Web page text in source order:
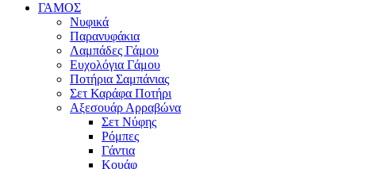
ΓΑΜΟΣ
Νυφικά
Παρανυφάκια
Λαμπάδες Γάμου
Ευχολόγια Γάμου
Ποτήρια Σαμπάνιας
Σετ Καράφα Ποτήρι
Αξεσουάρ Αρραβώνα
Σετ Νύφης
Ρόμπες
Γάντια
Κουάφ